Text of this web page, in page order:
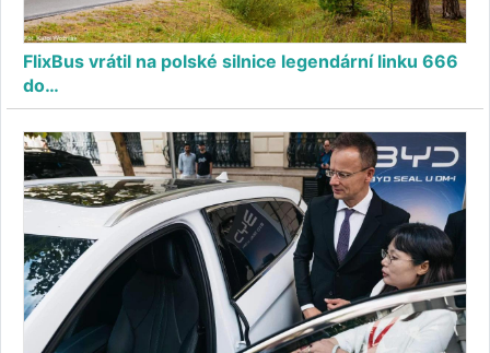
FlixBus vrátil na polské silnice legendární linku 666
do…